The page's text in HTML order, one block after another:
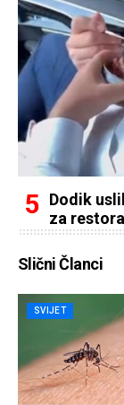
Dodik
za
Slični Članci
SVIJET